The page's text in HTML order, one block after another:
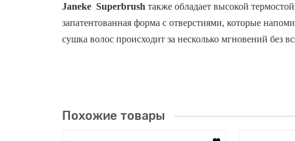
Janeke Superbrush также обладает высокой
запатентованная форма с отверстиями, которые
сушка волос происходит за несколько мгновений без
Похожие товары